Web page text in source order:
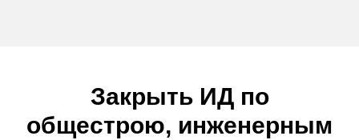
Закрыть ИД по
общестрою, инженерным